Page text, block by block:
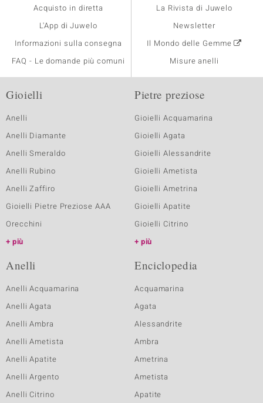
Acquisto in diretta
L'App di Juwelo
Informazioni sulla consegna
FAQ - Le domande più comuni
La Rivista di Juwelo
Newsletter
Il Mondo delle Gemme
Misure anelli
Gioielli
Anelli
Anelli Diamante
Anelli Smeraldo
Anelli Rubino
Anelli Zaffiro
Gioielli Pietre Preziose AAA
Orecchini
più
Pietre preziose
Gioielli Acquamarina
Gioielli Agata
Gioielli Alessandrite
Gioielli Ametista
Gioielli Ametrina
Gioielli Apatite
Gioielli Citrino
più
Anelli
Anelli Acquamarina
Anelli Agata
Anelli Ambra
Anelli Ametista
Anelli Apatite
Anelli Argento
Anelli Citrino
Enciclopedia
Acquamarina
Agata
Alessandrite
Ambra
Ametrina
Ametista
Apatite